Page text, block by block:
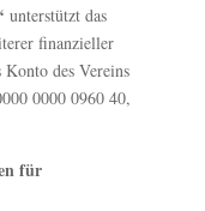
unterstützt das
finanzieller
des Vereins
0000 0960 40,
für